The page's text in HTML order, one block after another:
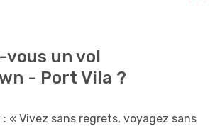
vous un vol
- Port Vila ?
« Vivez sans regrets, voyagez sans